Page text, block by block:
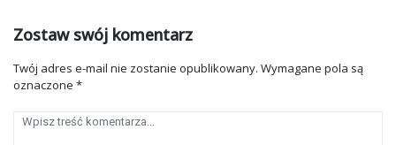
Zostaw swój komentarz
Twój adres e-mail nie zostanie opublikowany. Wymagane pola są
oznaczone *